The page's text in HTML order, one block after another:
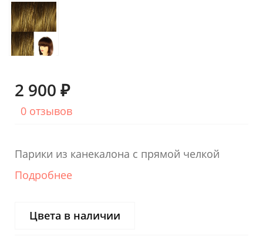
2 900 ₽
0 отзывов
Парики из канекалона с прямой челкой
Подробнее
Цвета в наличии